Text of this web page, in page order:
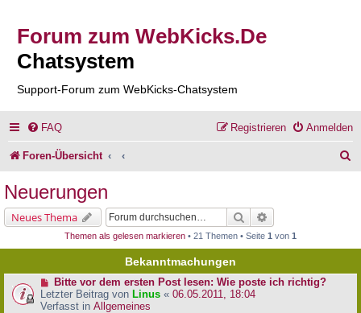
Forum zum WebKicks.De
Chatsystem
Support-Forum zum WebKicks-Chatsystem
FAQ Anmelden
Registrieren
Foren-Übersicht
e
Neuerungen
Neues Thema Suche
Themen als gelesen markieren • 21 Themen • Seite 1 von 1
Bekanntmachungen
Bitte vor dem ersten Post lesen: Wie poste ich richtig?
Letzter Beitrag von Linus « 06.05.2011, 18:04
Verfasst in Allgemeines